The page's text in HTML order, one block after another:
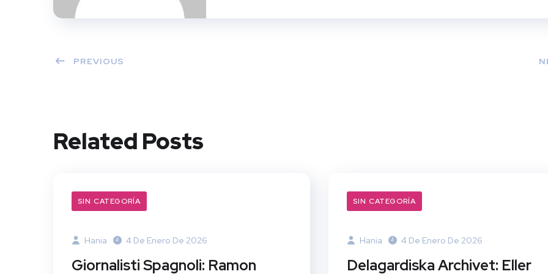
PREVIOUS
Related Posts
SIN CATEGORÍA
Hania 4 De Enero De 2026
Giornalisti Spagnoli: Ramon
SIN CATEGORÍA
Hania 4 De Enero De 2026
Delagardiska Archivet: Eller